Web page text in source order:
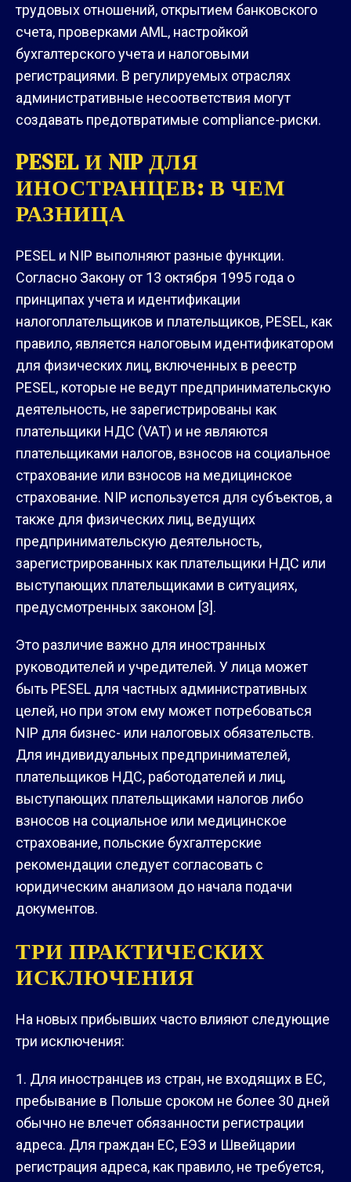
трудовых отношений, открытием банковского
счета, проверками AML, настройкой
бухгалтерского учета и налоговыми
регистрациями. В регулируемых отраслях
административные несоответствия могут
создавать предотвратимые compliance-риски.
PESEL И NIP ДЛЯ
ИНОСТРАНЦЕВ: В ЧЕМ
РАЗНИЦА
PESEL и NIP выполняют разные функции.
Согласно Закону от 13 октября 1995 года о
принципах учета и идентификации
налогоплательщиков и плательщиков, PESEL, как
правило, является налоговым идентификатором
для физических лиц, включенных в реестр
PESEL, которые не ведут предпринимательскую
деятельность, не зарегистрированы как
плательщики НДС (VAT) и не являются
плательщиками налогов, взносов на социальное
страхование или взносов на медицинское
страхование. NIP используется для субъектов, а
также для физических лиц, ведущих
предпринимательскую деятельность,
зарегистрированных как плательщики НДС или
выступающих плательщиками в ситуациях,
предусмотренных законом [3].
Это различие важно для иностранных
руководителей и учредителей. У лица может
быть PESEL для частных административных
целей, но при этом ему может потребоваться
NIP для бизнес- или налоговых обязательств.
Для индивидуальных предпринимателей,
плательщиков НДС, работодателей и лиц,
выступающих плательщиками налогов либо
взносов на социальное или медицинское
страхование, польские бухгалтерские
рекомендации следует согласовать с
юридическим анализом до начала подачи
документов.
ТРИ ПРАКТИЧЕСКИХ
ИСКЛЮЧЕНИЯ
На новых прибывших часто влияют следующие
три исключения:
Для иностранцев из стран, не входящих в ЕС,
пребывание в Польше сроком не более 30 дней
обычно не влечет обязанности регистрации
адреса. Для граждан ЕС, ЕЭЗ и Швейцарии
регистрация адреса, как правило, не требуется,